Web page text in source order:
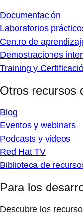
Documentación
Laboratorios
Centro de
Demostraciones
Training y
Otros recursos
Blog
Eventos y webinars
Podcasts y videos
Red Hat TV
Biblioteca de
Para los
Descubre los